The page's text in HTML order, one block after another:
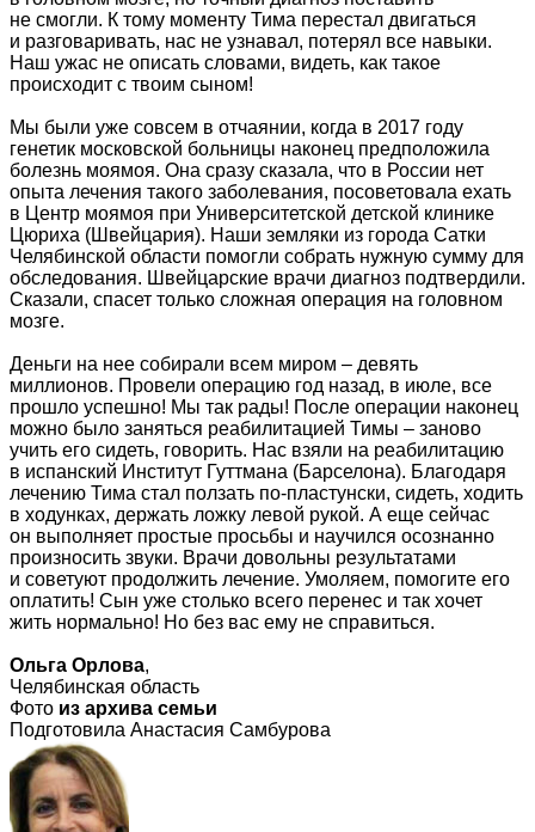
не смогли. К тому моменту Тима перестал двигаться
и разговаривать, нас не узнавал, потерял все навыки.
Наш ужас не описать словами, видеть, как такое
происходит с твоим сыном!
Мы были уже совсем в отчаянии, когда в 2017 году
генетик московской больницы наконец предположила
болезнь моямоя. Она сразу сказала, что в России нет
опыта лечения такого заболевания, посоветовала ехать
в Центр моямоя при Университетской детской клинике
Цюриха (Швейцария). Наши земляки из города Сатки
Челябинской области помогли собрать нужную сумму для
обследования. Швейцарские врачи диагноз подтвердили.
Сказали, спасет только сложная операция на головном
мозге.
Деньги на нее собирали всем миром – девять
миллионов. Провели операцию год назад, в июле, все
прошло успешно! Мы так рады! После операции наконец
можно было заняться реабилитацией Тимы – заново
учить его сидеть, говорить. Нас взяли на реабилитацию
в испанский Институт Гуттмана (Барселона). Благодаря
лечению Тима стал ползать по-пластунски, сидеть, ходить
в ходунках, держать ложку левой рукой. А еще сейчас
он выполняет простые просьбы и научился осознанно
произносить звуки. Врачи довольны результатами
и советуют продолжить лечение. Умоляем, помогите его
оплатить! Сын уже столько всего перенес и так хочет
жить нормально! Но без вас ему не справиться.
Ольга Орлова,
Челябинская область
Фото из архива семьи
Подготовила Анастасия Самбурова